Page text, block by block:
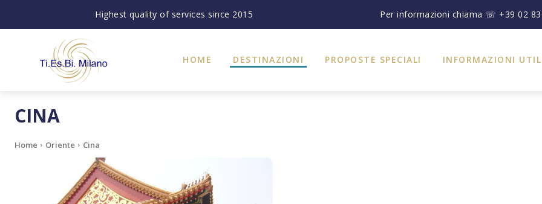
Highest quality of services since 2015 Per informazioni chiama ☏ +39 02
HOME DESTINAZIONI PROPOSTE SPECIALI INFORMAZIONI
CINA
Home Oriente Cina